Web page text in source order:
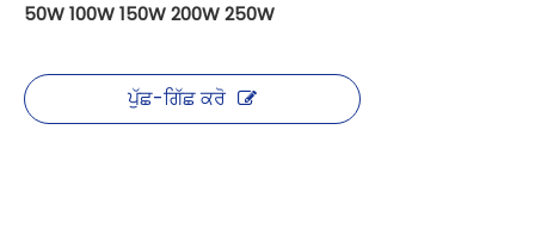
50W 100W 150W 200W 250W
ਪੁੱਛ-ਗਿੱਛ ਕਰੋ